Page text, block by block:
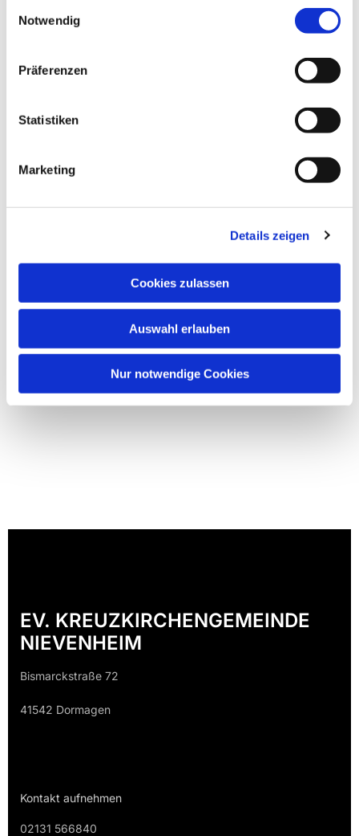
Notwendig
Präferenzen
Statistiken
Marketing
Details zeigen
Cookies zulassen
Auswahl erlauben
Nur notwendige Cookies
Dies könnte Sie auch
EV. KREUZKIRCHENGEMEINDE
NIEVENHEIM
Bismarckstraße 72
41542 Dormagen
Kontakt aufnehmen
02131 566840